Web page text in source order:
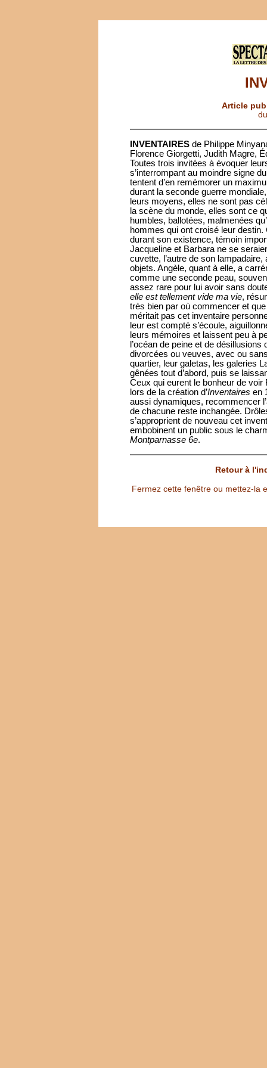
Article
INVENTAIRES de Philippe
Florence Giorgetti, Judith Magre,
Toutes trois invitées à évoquer
s’interrompant au moindre signe
tentent d’en remémorer un
durant la seconde guerre
leurs moyens, elles ne sont pas
la scène du monde, elles sont ce
humbles, ballotées, malmenées
hommes qui ont croisé leur destin.
durant son existence, témoin
Jacqueline et Barbara ne se
cuvette, l’autre de son
objets. Angèle, quant à elle, a
comme une seconde peau,
assez rare pour lui avoir sans
elle est tellement vide ma vie,
très bien par où commencer et
méritait pas cet inventaire
leur est compté s’écoule,
leurs mémoires et laissent peu à
l’océan de peine et de
divorcées ou veuves, avec ou
quartier, leur galetas, les galeries
gênées tout d’abord, puis se
Ceux qui eurent le bonheur de
lors de la création d’Inventaires en
aussi dynamiques, recommencer
de chacune reste inchangée.
s’approprient de nouveau cet
embobinent un public sous le
Montparnasse 6e.
Retour à
Fermez cette fenêtre ou mettez-la